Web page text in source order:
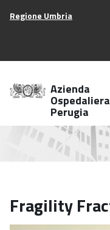
menu
navigazione
Vai
footer
Regione Umbria
Azienda
Perugia
Fragility